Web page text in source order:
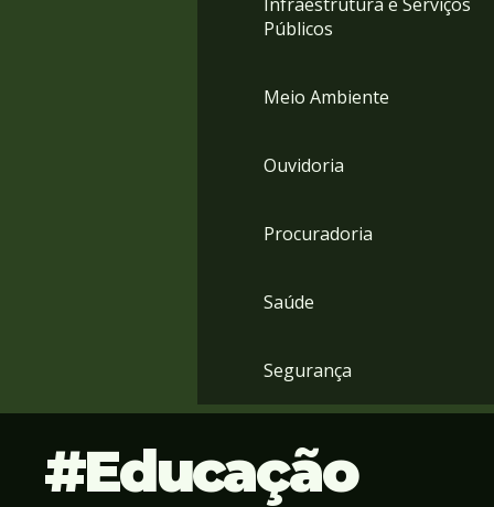
Públicos
Meio Ambiente
Ouvidoria
Procuradoria
Saúde
Segurança
Educação